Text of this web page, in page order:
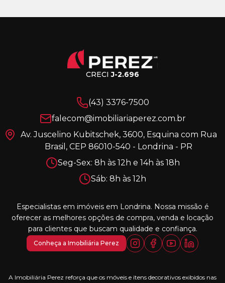
CRECIJ-2.696
(43) 3376-7500
falecom@imobiliariaperez.com.br
Av. Juscelino Kubitschek, 3600, Esquina com Rua
Brasil, CEP 86010-540 - Londrina - PR
Seg-Sex: 8h às 12h e 14h às 18h
Sáb: 8h às 12h
Especialistas em imóveis em Londrina. Nossa missão é
oferecer as melhores opções de compra, venda e locação
para clientes que buscam qualidade e confiança.
Conheça a Imobiliária Perez
A Imobiliária Perez reforça que os móveis e itens decorativos exibidos nas